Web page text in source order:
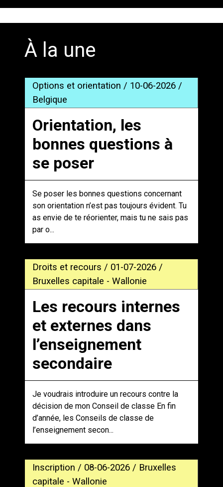
À la une
Options et orientation / 10-06-2026 /
Belgique
Orientation, les
bonnes questions à
se poser
Se poser les bonnes questions concernant
son orientation n’est pas toujours évident. Tu
as envie de te réorienter, mais tu ne sais pas
par o...
Droits et recours / 01-07-2026 /
Bruxelles capitale - Wallonie
Les recours internes
et externes dans
l’enseignement
secondaire
Je voudrais introduire un recours contre la
décision de mon Conseil de classe En fin
d’année, les Conseils de classe de
l’enseignement secon...
Inscription / 08-06-2026 / Bruxelles
capitale - Wallonie